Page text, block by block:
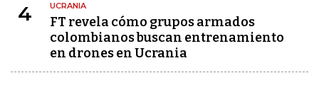
4 UCRANIA
FT revela cómo grupos armados
colombianos buscan entrenamiento
en drones en Ucrania